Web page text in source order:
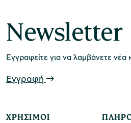
Newsletter
Εγγραφείτε για να λαμβάνετε νέα
Εγγραφή
ΧΡΉΣΙΜΟΙ